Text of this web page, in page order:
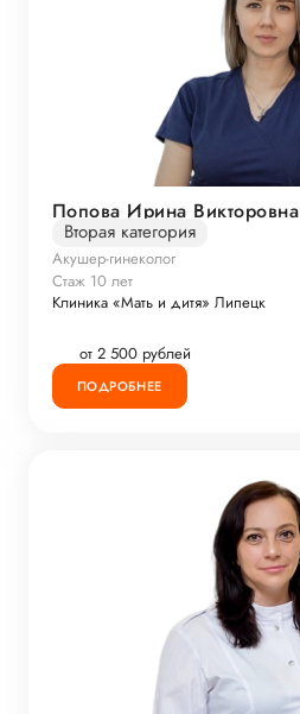
Попова Ирина Викторовна
Вторая категория
Акушер-гинеколог
Стаж 10 лет
Клиника «Мать и дитя» Липецк
от 2 500 рублей
ПОДРОБНЕЕ